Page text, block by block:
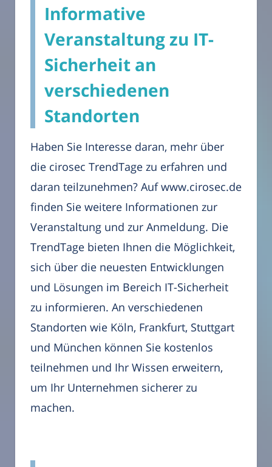
Informative
Veranstaltung zu IT-
Sicherheit an
verschiedenen
Standorten
Haben Sie Interesse daran, mehr über
die cirosec TrendTage zu erfahren und
daran teilzunehmen? Auf www.cirosec.de
finden Sie weitere Informationen zur
Veranstaltung und zur Anmeldung. Die
TrendTage bieten Ihnen die Möglichkeit,
sich über die neuesten Entwicklungen
und Lösungen im Bereich IT-Sicherheit
zu informieren. An verschiedenen
Standorten wie Köln, Frankfurt, Stuttgart
und München können Sie kostenlos
teilnehmen und Ihr Wissen erweitern,
um Ihr Unternehmen sicherer zu
machen.